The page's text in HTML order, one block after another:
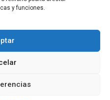
y funciones.